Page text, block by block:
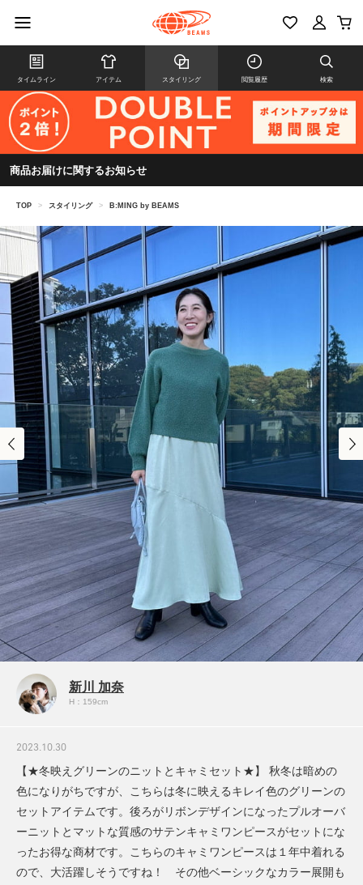
タイムライン アイテム スタイリング 閲覧履歴 検索
商品お届けに関するお知らせ
TOP > スタイリング > B:MING by BEAMS
新川 加奈
H：159cm
2023.10.30
【★冬映えグリーンのニットとキャミセット★】 秋冬は暗めの
色になりがちですが、こちらは冬に映えるキレイ色のグリーンの
セットアイテムです。後ろがリボンデザインになったプルオーバ
ーニットとマットな質感のサテンキャミワンピースがセットにな
ったお得な商材です。こちらのキャミワンピースは１年中着れる
ので、大活躍しそうですね！ その他ベーシックなカラー展開も